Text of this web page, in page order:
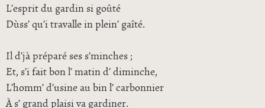
L’esprit du gardin si goûté
Dùss’ qu’i travalle in plein’ gaîté.
Il d’jà préparé ses s’minches ;
Et, s’i fait bon l’ matin d’ diminche,
L’homm’ d’usine au bin l’ carbonnier
À s’ grand plaisi va gardiner.